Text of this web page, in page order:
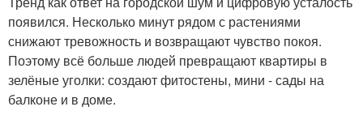
появился. Несколько минут рядом с растениями
снижают тревожность и возвращают чувство покоя.
Поэтому всё больше людей превращают квартиры в
зелёные уголки: создают фитостены, мини - сады на
балконе и в доме.